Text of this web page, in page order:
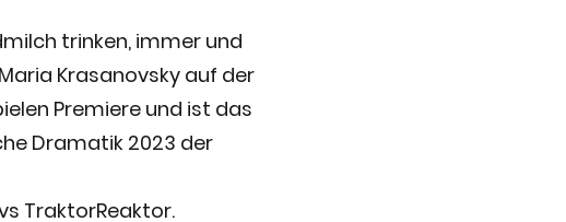
trinken, immer und
Krasanovsky auf der
Premiere und ist das
Dramatik 2023 der
TraktorReaktor.